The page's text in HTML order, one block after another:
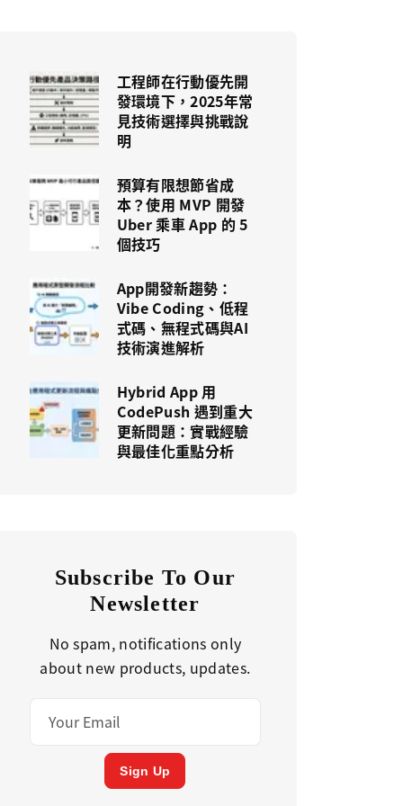
工程師在行動優先開
發環境下，2025年常
見技術選擇與挑戰說
明
預算有限想節省成
本？使用 MVP 開發
Uber 乘車 App 的 5
個技巧
App開發新趨勢：
Vibe Coding、低程
式碼、無程式碼與AI
技術演進解析
Hybrid App 用
CodePush 遇到重大
更新問題：實戰經驗
與最佳化重點分析
Subscribe To Our
Newsletter
No spam, notifications only
about new products, updates.
Sign Up